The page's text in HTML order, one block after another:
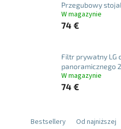
Przegubowy
W magazynie
74 €
Filtr prywatny LG
panoramicznego
W magazynie
74 €
Bestsellery Od najniższej